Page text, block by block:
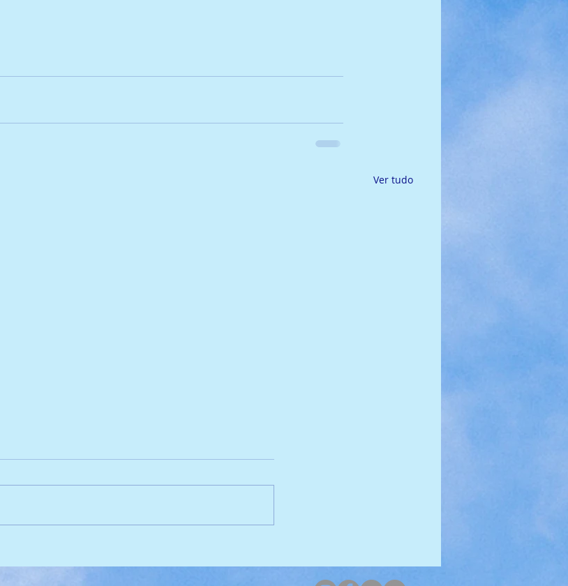
Ver tudo
Vice Campeãs de Vôlei! 🏐